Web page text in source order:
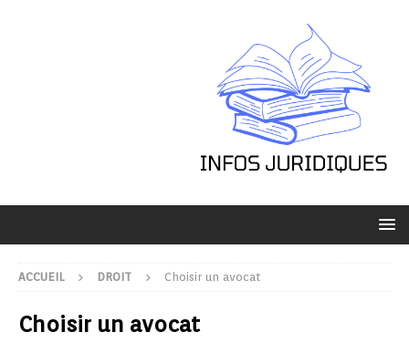
ACCUEIL DROIT Choisir un avocat
Choisir un avocat